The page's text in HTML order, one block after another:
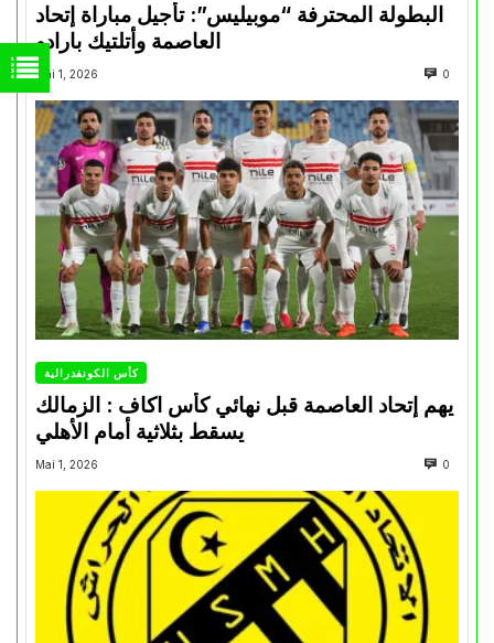
البطولة المحترفة “موبيليس”: تأجيل مباراة إتحاد
العاصمة وأتلتيك بارادو
Mai 1, 2026 0
كأس الكونفدرالية
يهم إتحاد العاصمة قبل نهائي كأس اكاف : الزمالك
Mai 1, 2026 0